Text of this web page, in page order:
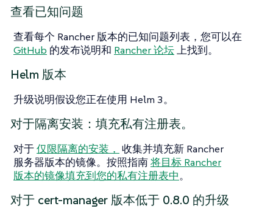
查看已知问题
查看每个 Rancher 版本的已知问题列表，您可以在
GitHub 的发布说明和 Rancher 论坛上找到。
Helm 版本
升级说明假设您正在使用 Helm 3。
对于隔离安装：填充私有注册表。
对于仅限隔离的安装， 收集并填充新 Rancher
服务器版本的镜像。按照指南将目标 Rancher
版本的镜像填充到您的私有注册表中。
对于 cert-manager 版本低于 0.8.0 的升级